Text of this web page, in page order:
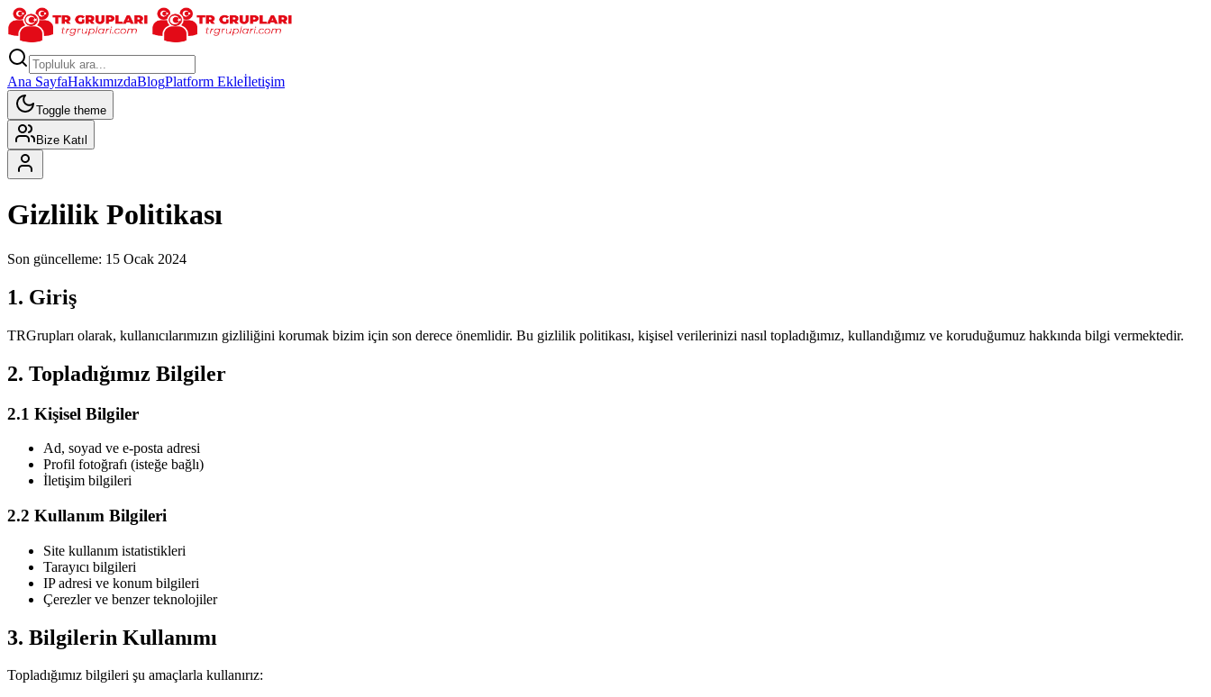
Ana SayfaHakkımızdaBlogPlatform Ekleİletişim
Toggle theme
Bize Katıl
Gizlilik Politikası
Son güncelleme: 15 Ocak 2024
1. Giriş
TRGrupları olarak, kullanıcılarımızın gizliliğini korumak bizim için son derece önemlidir. Bu gizlilik politikası, kişisel verilerinizi nasıl topladığımız, kullandığımız ve koruduğumuz hakkında bilgi vermektedir.
2. Topladığımız Bilgiler
2.1 Kişisel Bilgiler
Ad, soyad ve e-posta adresi
Profil fotoğrafı (isteğe bağlı)
İletişim bilgileri
2.2 Kullanım Bilgileri
Site kullanım istatistikleri
Tarayıcı bilgileri
IP adresi ve konum bilgileri
Çerezler ve benzer teknolojiler
3. Bilgilerin Kullanımı
Topladığımız bilgileri şu amaçlarla kullanırız: